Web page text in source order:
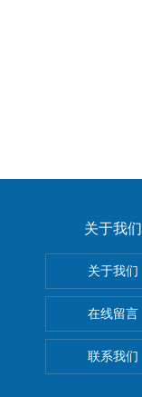
关于我们
关于我们
在线留言
联系我们